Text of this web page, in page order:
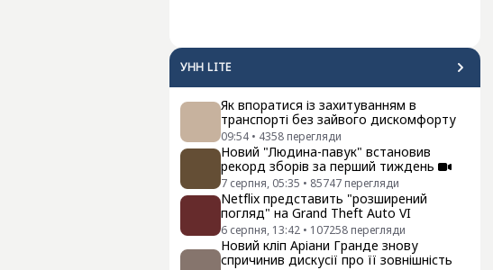
УНН LITE
Як впоратися із захитуванням в
транспорті без зайвого дискомфорту
09:54 • 4358 перегляди
Новий "Людина-павук" встановив
рекорд зборів за перший тиждень
7 серпня, 05:35 • 85747 перегляди
Netflix представить "розширений
погляд" на Grand Theft Auto VI
6 серпня, 13:42 • 107258 перегляди
Новий кліп Аріани Гранде знову
спричинив дискусії про її зовнішність